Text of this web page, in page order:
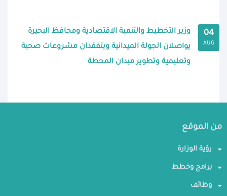
04
AUG
وزير التخطيط والتنمية الاقتصادية ومحافظ البحيرة
يواصلان الجولة الميدانية ويتفقدان مشروعات صحية
وتعليمية وتطوير ميدان المحطة
من الموقع
رؤية الوزارة
برامج وخطط
وظائف